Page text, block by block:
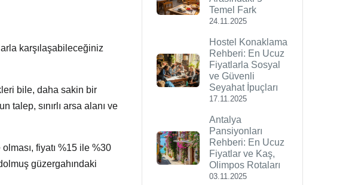
karşılaşabileceğiniz
bile, daha sakin bir
talep, sınırlı arsa alanı ve
fiyatı %15 ile %30
güzergahındaki
Temel Fark
24.11.2025
Hostel Konaklama
Rehberi: En Ucuz
Fiyatlarla Sosyal
ve Güvenli
Seyahat İpuçları
17.11.2025
Antalya
Pansiyonları
Rehberi: En Ucuz
Fiyatlar ve Kaş,
Olimpos Rotaları
03.11.2025